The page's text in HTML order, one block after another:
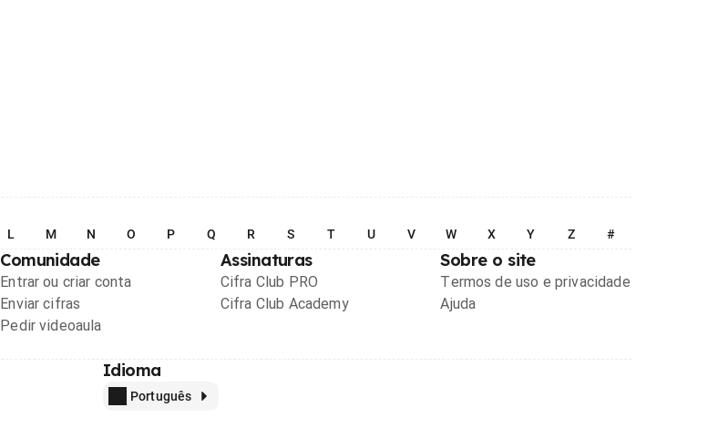
L M N O P Q R S T U V W X Y Z #
Comunidade
Entrar ou criar conta
Enviar cifras
Pedir videoaula
Assinaturas
Cifra Club PRO
Cifra Club Academy
Sobre o site
Termos de uso e privacidade
Ajuda
Idioma
Português